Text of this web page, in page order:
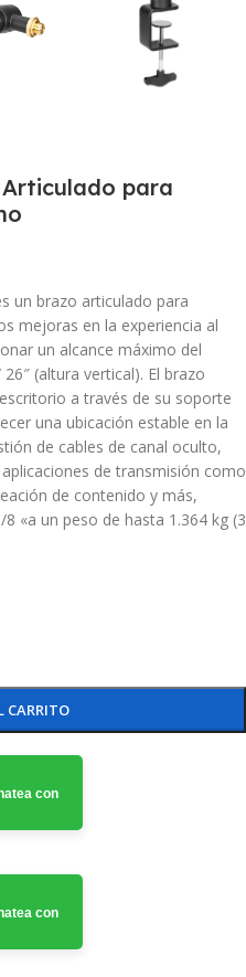
para
un brazo articulado para
mejoras en la experiencia al
un alcance máximo del
(altura vertical). El brazo
a través de su soporte
una ubicación estable en la
de cables de canal oculto,
de transmisión como
de contenido y más,
«a un peso de hasta 1.364 kg (3
CARRITO
con
con